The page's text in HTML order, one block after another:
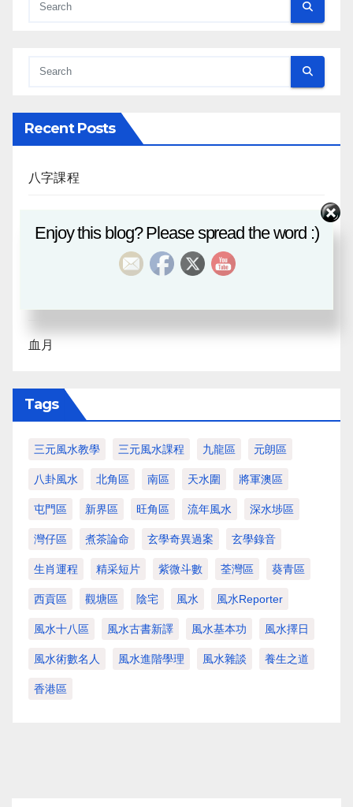
Recent Posts
八字課程
血月
Tags
三元風水教學 三元風水課程 九龍區 元朗區
八卦風水 北角區 南區 天水圍 將軍澳區
屯門區 新界區 旺角區 流年風水 深水埗區
灣仔區 煮茶論命 玄學奇異過案 玄學錄音
生肖運程 精采短片 紫微斗數 荃灣區 葵青區
西貢區 觀塘區 陰宅 風水 風水Reporter
風水十八區 風水古書新譯 風水基本功 風水擇日
風水術數名人 風水進階學理 風水雜談 養生之道
香港區
Enjoy this blog? Please spread the word :)